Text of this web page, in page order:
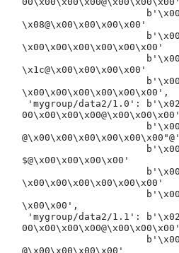
\x08@\x00\x00\x00\x00'
\x00\x00\x00\x00\x00\x00'
\x1c@\x00\x00\x00\x00'
\x00\x00\x00\x00\x00\x00',
00\x00\x00\x00@\x00\x00\x00'
@\x00\x00\x00\x00\x00\x00"@'
$@\x00\x00\x00\x00'
\x00\x00\x00\x00\x00\x00'
\x00\x00',
00\x00\x00\x00@\x00\x00\x00'
@\x00\x00\x00\x00'